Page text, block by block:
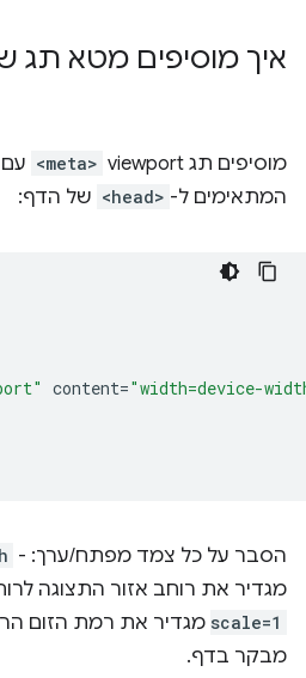
איך מוסיפים מטא תג
מוסיפים תג viewport ‏ <meta>
המתאימים ל- <head> של הדף:
content="width=device-
הסבר על כל צמד מפתח/ערך: -
מגדיר את רוחב אזור התצוגה
scale=1 מגדיר את רמת הזום
מבקר בדף.